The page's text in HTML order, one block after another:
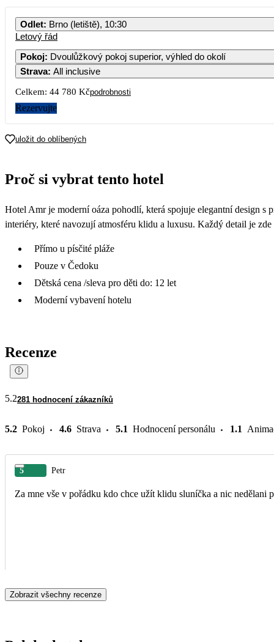
Odlet: Brno (letiště), 10:30
Letový řád
Pokoj: Dvoulůžkový pokoj superior, výhled do okolí
Strava: All inclusive
Celkem: 44 780 Kčpodrobnosti
Rezervujte
uložit do oblíbených
Proč si vybrat tento hotel
Hotel Amr je moderní oáza pohodlí, která spojuje elegantní design
interiéry, které navozují atmosféru klidu a luxusu. Každý detail je
Přímo u písčité pláže
Pouze v Čedoku
Dětská cena /sleva pro děti do: 12 let
Moderní vybavení hotelu
Recenze
5.2281 hodnocení zákazníků
5.2 Pokoj 4.6 Strava 5.1 Hodnocení personálu 1.1
5 Petr
Za mne vše v pořádku kdo chce užít klidu sluníčka a nic nedělani
Zobrazit všechny recenze